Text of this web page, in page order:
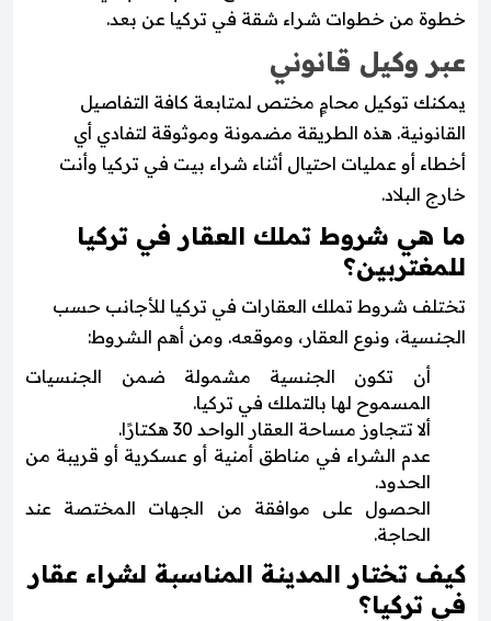
خطوة من خطوات شراء شقة في تركيا عن بعد.
عبر وكيل قانوني
يمكنك توكيل محامٍ مختص لمتابعة كافة التفاصيل
القانونية. هذه الطريقة مضمونة وموثوقة لتفادي أي
أخطاء أو عمليات احتيال أثناء شراء بيت في تركيا وأنت
خارج البلاد.
ما هي شروط تملك العقار في تركيا
للمغتربين؟
تختلف شروط تملك العقارات في تركيا للأجانب حسب
الجنسية، ونوع العقار، وموقعه. ومن أهم الشروط:
أن تكون الجنسية مشمولة ضمن الجنسيات
المسموح لها بالتملك في تركيا.
ألا تتجاوز مساحة العقار الواحد 30 هكتارًا.
عدم الشراء في مناطق أمنية أو عسكرية أو قريبة من
الحدود.
الحصول على موافقة من الجهات المختصة عند
الحاجة.
كيف تختار المدينة المناسبة لشراء عقار
في تركيا؟